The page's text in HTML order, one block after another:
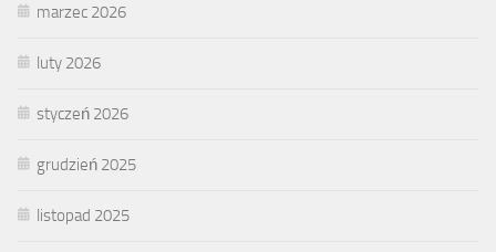
marzec 2026
luty 2026
styczeń 2026
grudzień 2025
listopad 2025